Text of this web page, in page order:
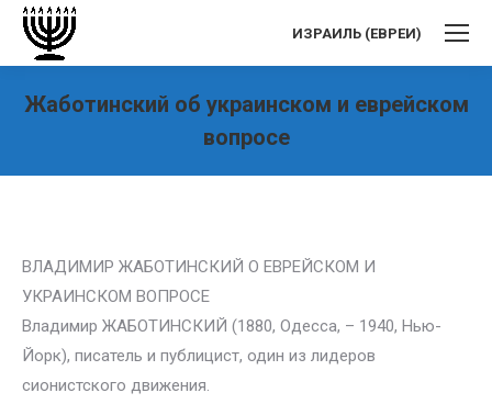
ИЗРАИЛЬ (ЕВРЕИ)
Жаботинский об украинском и еврейском
вопросе
ВЛАДИМИР ЖАБОТИНСКИЙ О ЕВРЕЙСКОМ И
УКРАИНСКОМ ВОПРОСЕ
Владимир ЖАБОТИНСКИЙ (1880, Одесса, – 1940, Нью-
Йорк), писатель и публицист, один из лидеров
сионистского движения.